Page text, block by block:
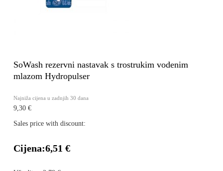
SoWash rezervni nastavak s trostrukim vodenim
mlazom Hydropulser
Najniža cijena u zadnjih 30 dana
9,30 €
Sales price with discount:
Cijena:6,51 €